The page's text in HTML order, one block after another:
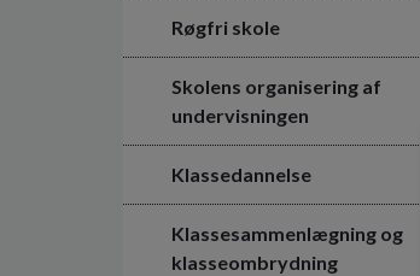
Røgfri skole
Skolens organisering af
undervisningen
Klassedannelse
Klassesammenlægning og
klasseombrydning